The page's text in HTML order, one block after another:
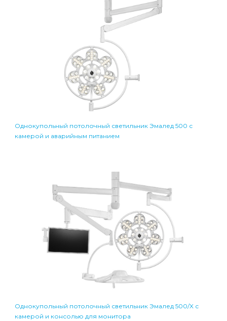
Однокупольный потолочный светильник Эмалед 500 с
камерой и аварийным питанием
Однокупольный потолочный светильник Эмалед 500/X с
камерой и консолью для монитора